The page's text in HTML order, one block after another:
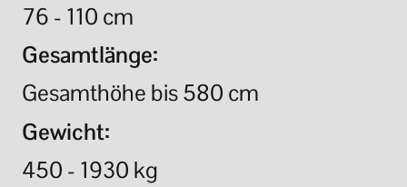
76 - 110 cm
Gesamtlänge:
Gesamthöhe bis 580 cm
Gewicht:
450 - 1930 kg